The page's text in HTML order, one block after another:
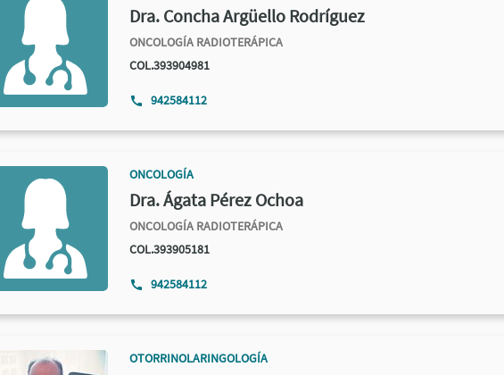
Dra. Concha Argüello Rodríguez
ONCOLOGÍA RADIOTERÁPICA
COL.393904981
942584112
ONCOLOGÍA
Dra. Ágata Pérez Ochoa
ONCOLOGÍA RADIOTERÁPICA
COL.393905181
942584112
OTORRINOLARINGOLOGÍA